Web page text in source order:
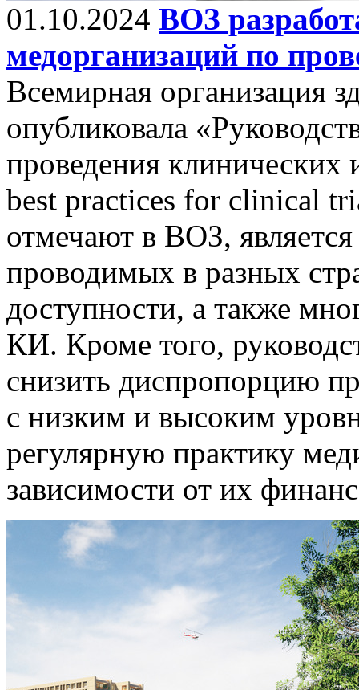
01.10.2024 ВОЗ
медорганизаций по
Всемирная организация
опубликовала
проведения клинических
best practices for clinical
отмечают в ВОЗ,
проводимых в разных
доступности, а также
КИ. Кроме того,
снизить диспропорцию
с низким и высоким
регулярную практику
зависимости от их